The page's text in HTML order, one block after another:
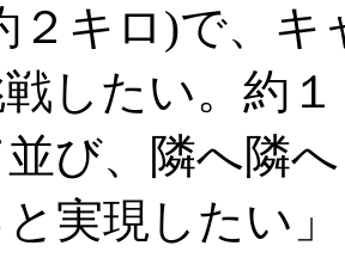
２キロ)で、
したい。約
び、隣へ隣
と実現したい